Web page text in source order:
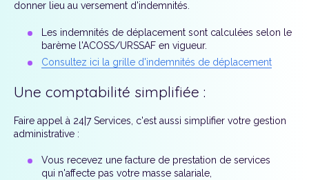
donner lieu au versement d'indemnités.
Les indemnités de déplacement sont calculées selon le
barème l'ACOSS/URSSAF en vigueur.
Consultez ici la grille d'indemnités de déplacement
Une comptabilité simplifiée :
Faire appel à 24|7 Services, c'est aussi simplifier votre gestion
administrative :
Vous recevez une facture de prestation de services
qui n'affecte pas votre masse salariale,